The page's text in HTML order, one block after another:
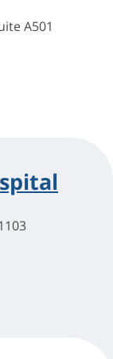
A501